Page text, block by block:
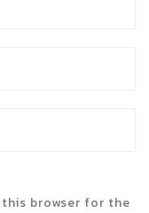
this browser for the